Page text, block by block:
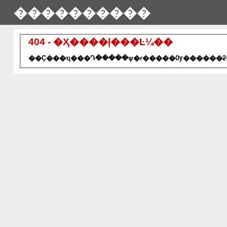
����������
404 - �Ҳ����ļ���Ŀ¼��